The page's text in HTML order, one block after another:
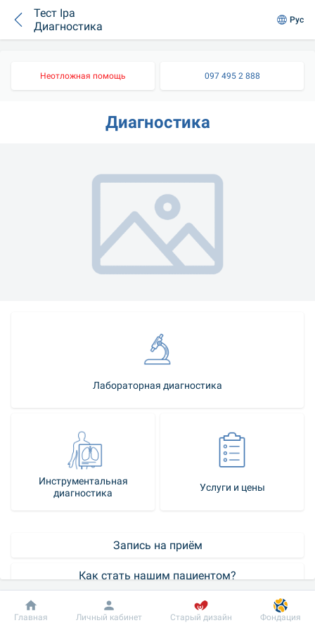
Тест Іра
Диагностика
Рус
Неотложная помощь 097 495 2 888
Диагностика
Лабораторная диагностика
Инструментальная
диагностика
Услуги и цены
Запись на приём
Как стать нашим пациентом?
Контакт-центр
Добробут
Информация Пациенту
Главная Личный кабинет Старый дизайн Фондация